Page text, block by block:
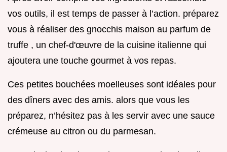
vos outils, il est temps de passer à l’action. préparez
vous à réaliser des gnocchis maison au parfum de
truffe , un chef-d'œuvre de la cuisine italienne qui
ajoutera une touche gourmet à vos repas.
Ces petites bouchées moelleuses sont idéales pour
des dîners avec des amis. alors que vous les
préparez, n’hésitez pas à les servir avec une sauce
crémeuse au citron ou du parmesan.